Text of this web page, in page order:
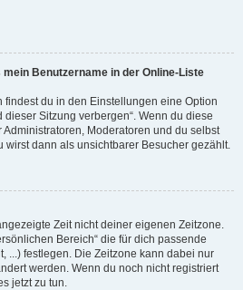
Benutzername in der Online-Liste
findest du in den Einstellungen eine Option
Sitzung verbergen“. Wenn du diese
Moderatoren und du selbst
wirst dann als unsichtbarer Besucher gezählt.
Zeit nicht deiner eigenen Zeitzone.
Bereich“ die für dich passende
...) festlegen. Die Zeitzone kann dabei nur
werden. Wenn du noch nicht registriert
jetzt zu tun.